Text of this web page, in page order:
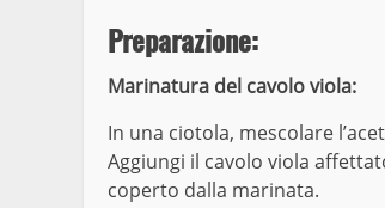
Preparazione:
Marinatura del cavolo viola:
In una ciotola, mescolare
Aggiungi il cavolo viola
coperto dalla marinata.